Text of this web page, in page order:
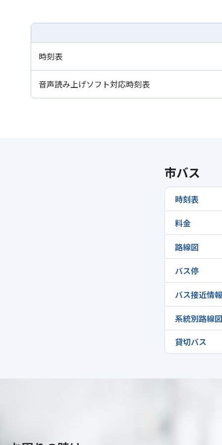
時刻表
音声読み上げソフト対応時刻表
市バス
時刻表
料金
路線図
バス停
バス接近情報
系統別路線図
貸切バス